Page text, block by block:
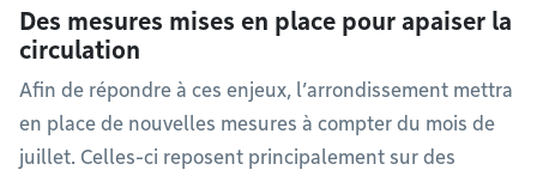
Des mesures mises en place pour apaiser la
circulation​
Afin de répondre à ces enjeux, l’arrondissement mettra
en place de nouvelles mesures à compter du mois de
juillet. Celles-ci reposent principalement sur des